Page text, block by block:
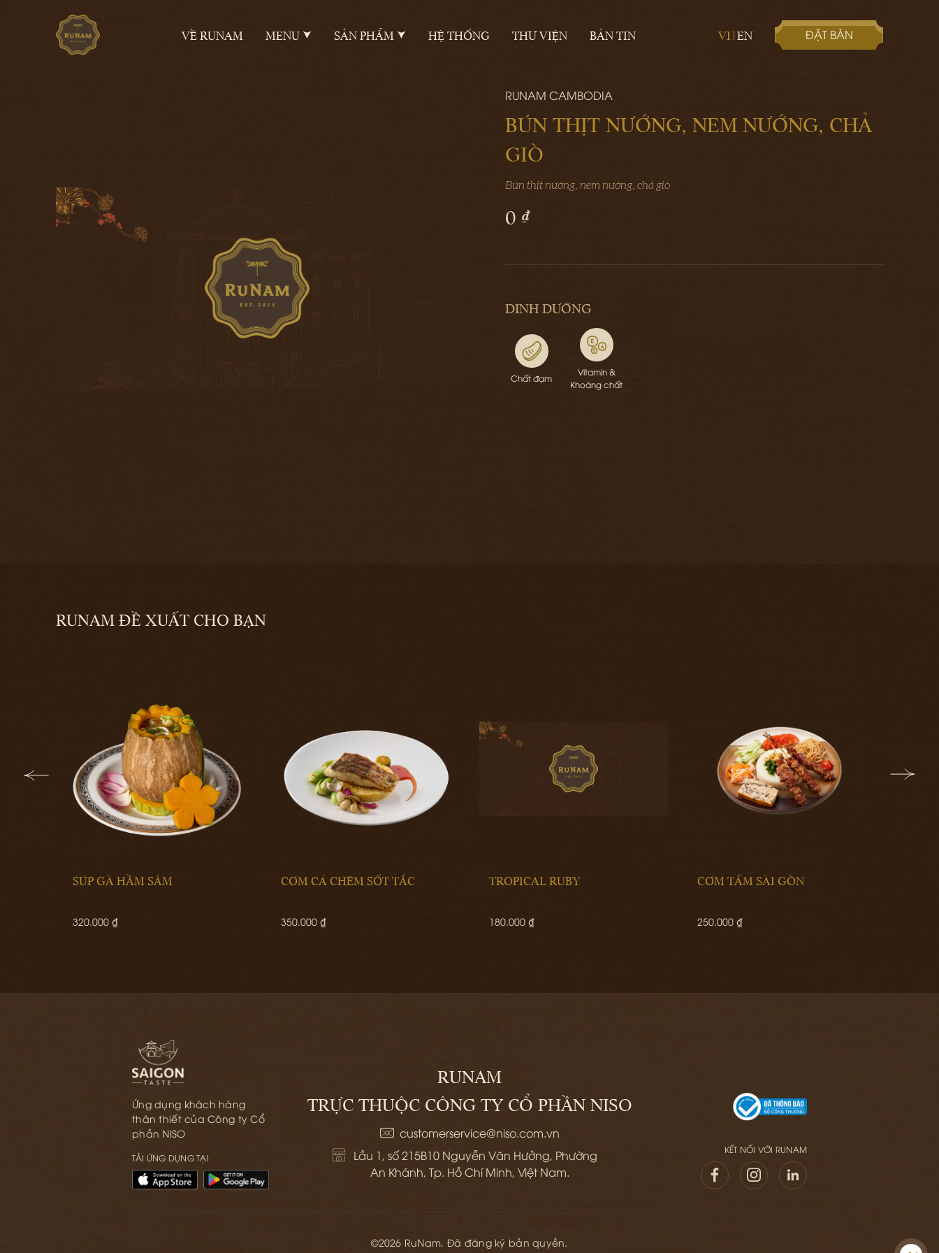
VỀ RUNAM MENU SẢN PHẨM HỆ THỐNG THƯ VIỆN BẢN TIN VI EN ĐẶT BÀN
RUNAM CAMBODIA
BÚN THỊT NƯỚNG, NEM NƯỚNG, CHẢ
GIÒ
Bún thịt nướng, nem nướng, chả giò
0 ₫
DINH DƯỠNG
Chất đạm
Vitamin &
Khoáng chất
RUNAM ĐỀ XUẤT CHO BẠN
CƠM CÁ CHẼM SỐT TẮC
350.000 ₫
TROPICAL RUBY
180.000 ₫
CƠM TẤM SÀI GÒN
250.000 ₫
CƠM SƯỜN NON
330.000 ₫
Ứng dụng khách hàng
thân thiết của Công ty Cổ
phần NISO
TẢI ỨNG DỤNG TẠI
RUNAM
TRỰC THUỘC CÔNG TY CỔ PHẦN NISO
customerservice@niso.com.vn
Lầu 1, số 215B10 Nguyễn Văn Hưởng, Phường
An Khánh, Tp. Hồ Chí Minh, Việt Nam.
KẾT NỐI VỚI RUNAM
©2026 RuNam. Đã đăng ký bản quyền.